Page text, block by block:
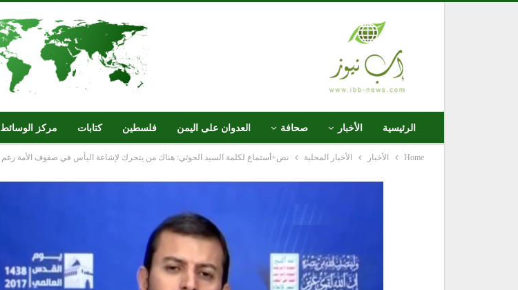
الرئيسية الأخبار صحافة العدوان على اليمن فلسطين كتابات مركز الوسائط
Home الأخبار الأخبار المحلية نص+أستماع لكلمة السيد الحوثي: هناك من يتحرك لإشاعة اليأس في صفوف الأمة رغم